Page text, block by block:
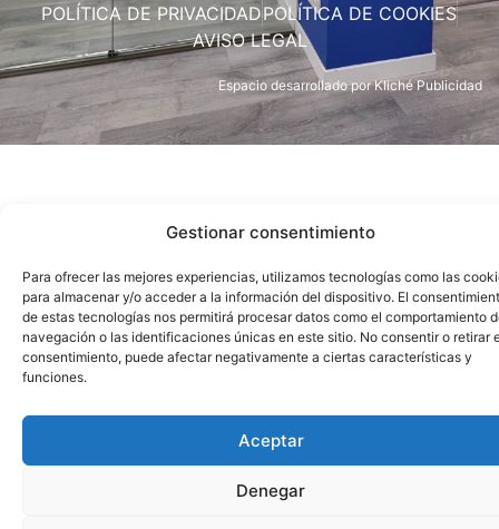
Gestionar consentimiento
Para ofrecer las mejores experiencias, utilizamos tecnologías como las
para almacenar y/o acceder a la información del dispositivo. El
de estas tecnologías nos permitirá procesar datos como el comportamiento
navegación o las identificaciones únicas en este sitio. No consentir o retirar
consentimiento, puede afectar negativamente a ciertas características y
funciones.
Aceptar
Denegar
POLÍTICA DE PRIVACIDADPOLÍTICA DE COOKIES
AVISO LEGAL
Espacio desarrollado porKliché Publicidad